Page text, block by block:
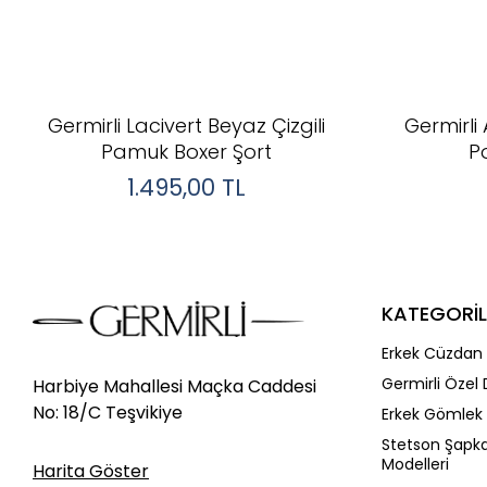
Germirli Lacivert Beyaz Çizgili
Pamuk Boxer Şort
1.495,00 TL
Germirli
Harbiye Mahallesi Maçka Caddesi
No: 18/C Teşvikiye
Harita Göster
Erkek
Germirli Özel
Erkek
Stetson
Modelleri